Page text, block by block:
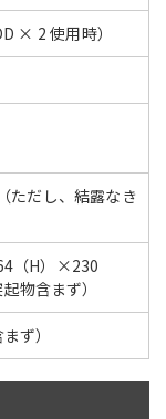
× 2 使用時）
ただし、結露なき
（H）×230
物含まず）
ず）